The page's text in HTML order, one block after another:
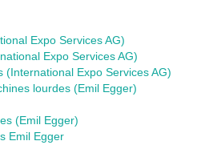
Expo Services AG)
Expo Services AG)
(International Expo Services AG)
lourdes (Emil Egger)
(Emil Egger)
Emil Egger